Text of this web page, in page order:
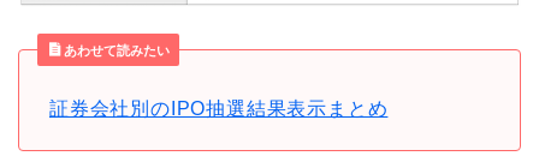
あわせて読みたい
証券会社別のIPO抽選結果表示まとめ